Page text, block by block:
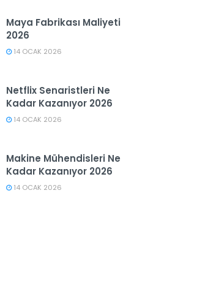
Maya Fabrikası Maliyeti
2026
14 OCAK 2026
Netflix Senaristleri Ne
Kadar Kazanıyor 2026
14 OCAK 2026
Makine Mühendisleri Ne
Kadar Kazanıyor 2026
14 OCAK 2026